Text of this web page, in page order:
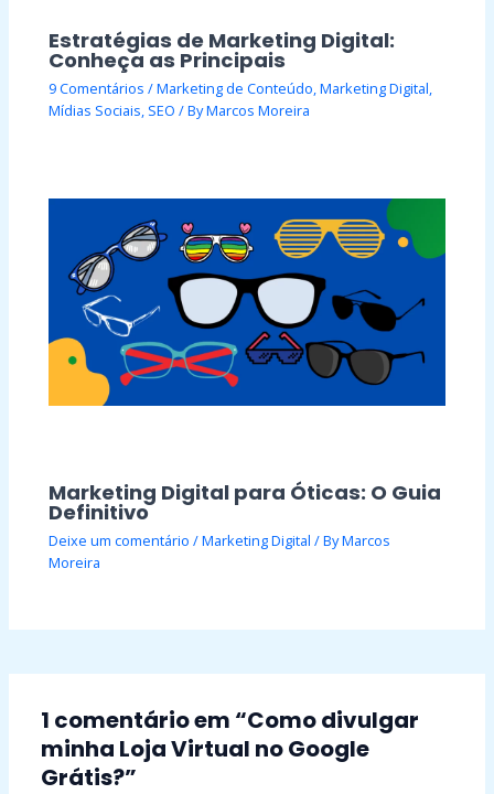
Estratégias de Marketing Digital:
Conheça as Principais
9 Comentários /Marketing de Conteúdo,Marketing Digital,
Mídias Sociais, SEO / ByMarcos Moreira
Marketing Digital para Óticas: O Guia
Definitivo
Deixe um comentário /Marketing Digital / ByMarcos
Moreira
1 comentário em “Como divulgar
minha Loja Virtual no Google
Grátis?”